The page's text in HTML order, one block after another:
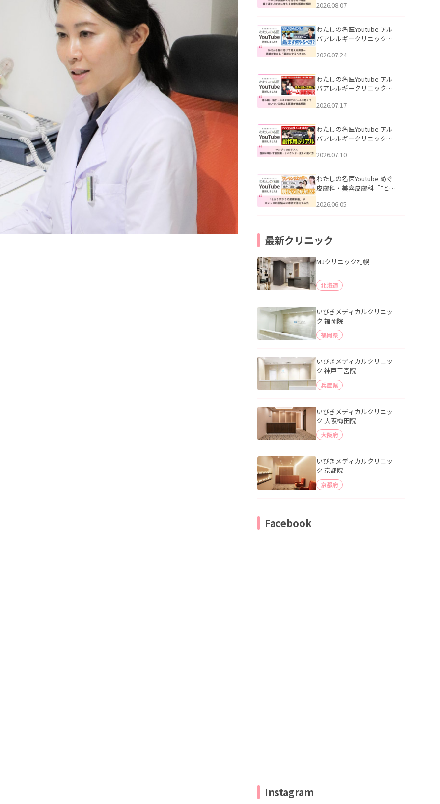
らない理由｜繰り返す人が
説」を公開いたしました。
2026.08.07
わたしの名医Youtube アル
バアレルギークリニック札
える男性へ｜医師が教える
公開いたしました。
2026.07.24
わたしの名医Youtube アル
バアレルギークリニック札
跡にVビームは効く？向いて
説」を公開いたしました。
2026.07.17
わたしの名医Youtube アル
バアレルギークリニック札
医師が明かす副作用・リバ
公開いたしました。
2026.07.10
わたしの名医Youtube めぐ
皮膚科・美容皮膚科「”とお
ッズの肌悩みに本気で答え
2026.06.05
最新クリニック
MJクリニック札幌
北海道
いびきメディカルクリニッ
ク 福岡院
福岡県
いびきメディカルクリニッ
ク 神戸三宮院
兵庫県
いびきメディカルクリニッ
ク 大阪梅田院
大阪府
いびきメディカルクリニッ
ク 京都院
京都府
Facebook
Instagram